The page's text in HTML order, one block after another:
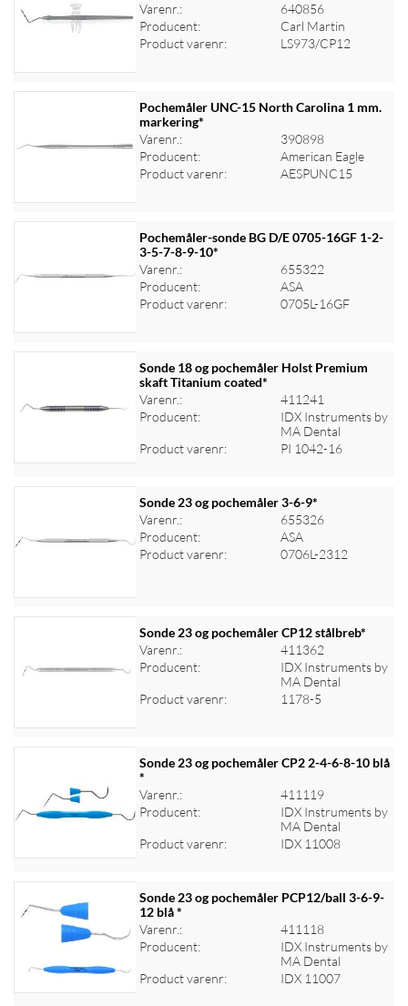
Log ind for at se priser
Varenr.:
640856
Producent:
Carl Martin
Product varenr:
LS973/CP12
Log ind for at se priser
Pochemåler UNC-15 North Carolina 1 mm.
markering*
Varenr.:
390898
Producent:
American Eagle
Product varenr:
AESPUNC15
Log ind for at se priser
Pochemåler-sonde BG D/E 0705-16GF 1-2-
3-5-7-8-9-10*
Varenr.:
655322
Producent:
ASA
Product varenr:
0705L-16GF
Log ind for at se priser
Sonde 18 og pochemåler Holst Premium
skaft Titanium coated*
Varenr.:
411241
Producent:
IDX Instruments by
MA Dental
Product varenr:
PI 1042-16
Log ind for at se priser
Sonde 23 og pochemåler 3-6-9*
Varenr.:
655326
Producent:
ASA
Product varenr:
0706L-2312
Log ind for at se priser
Sonde 23 og pochemåler CP12 stålbreb*
Varenr.:
411362
Producent:
IDX Instruments by
MA Dental
Product varenr:
1178-5
Log ind for at se priser
Sonde 23 og pochemåler CP2 2-4-6-8-10 blå
*
Varenr.:
411119
Producent:
IDX Instruments by
MA Dental
Product varenr:
IDX 11008
Log ind for at se priser
Sonde 23 og pochemåler PCP12/ball 3-6-9-
12 blå *
Varenr.:
411118
Producent:
IDX Instruments by
MA Dental
Product varenr:
IDX 11007